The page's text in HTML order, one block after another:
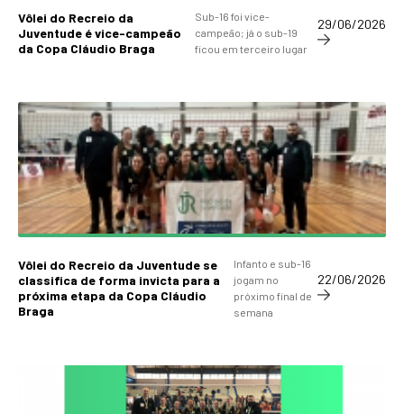
Vôlei do Recreio da
Juventude é vice-campeão
da Copa Cláudio Braga
Sub-16 foi vice-
campeão; já o sub-19
ficou em terceiro lugar
29/06/2026
Vôlei do Recreio da Juventude se
classifica de forma invicta para a
próxima etapa da Copa Cláudio
Braga
Infanto e sub-16
jogam no
próximo final de
semana
22/06/2026